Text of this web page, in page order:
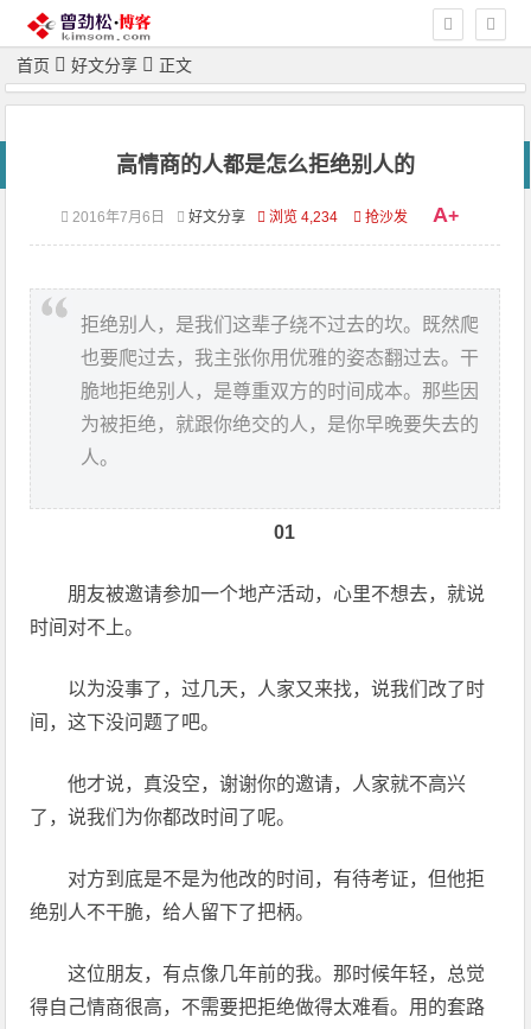
首页 好文分享 正文
高情商的人都是怎么拒绝别人的
2016年7月6日 好文分享 浏览 4,234 抢沙发 A+
拒绝别人，是我们这辈子绕不过去的坎。既然爬
也要爬过去，我主张你用优雅的姿态翻过去。干
脆地拒绝别人，是尊重双方的时间成本。那些因
为被拒绝，就跟你绝交的人，是你早晚要失去的
人。
01
朋友被邀请参加一个地产活动，心里不想去，就说
时间对不上。
以为没事了，过几天，人家又来找，说我们改了时
间，这下没问题了吧。
他才说，真没空，谢谢你的邀请，人家就不高兴
了，说我们为你都改时间了呢。
对方到底是不是为他改的时间，有待考证，但他拒
绝别人不干脆，给人留下了把柄。
这位朋友，有点像几年前的我。那时候年轻，总觉
得自己情商很高，不需要把拒绝做得太难看。用的套路